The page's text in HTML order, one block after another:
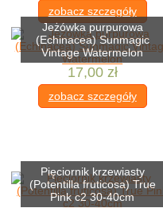
zobacz szczegóły
Jeżówka purpurowa
(Echinacea) Sunmagic
Vintage Watermelon
17,00 zł
zobacz szczegóły
Pięciornik krzewiasty
(Potentilla fruticosa) True
Pink c2 30-40cm